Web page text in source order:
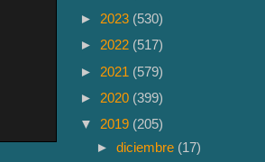
► 2023 (530)
► 2022 (517)
► 2021 (579)
► 2020 (399)
▼ 2019 (205)
►diciembre (17)